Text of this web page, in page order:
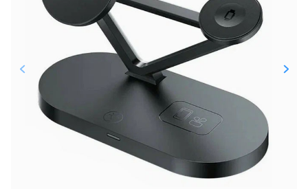
График платежей
25
Добавляйте товары
в корзину